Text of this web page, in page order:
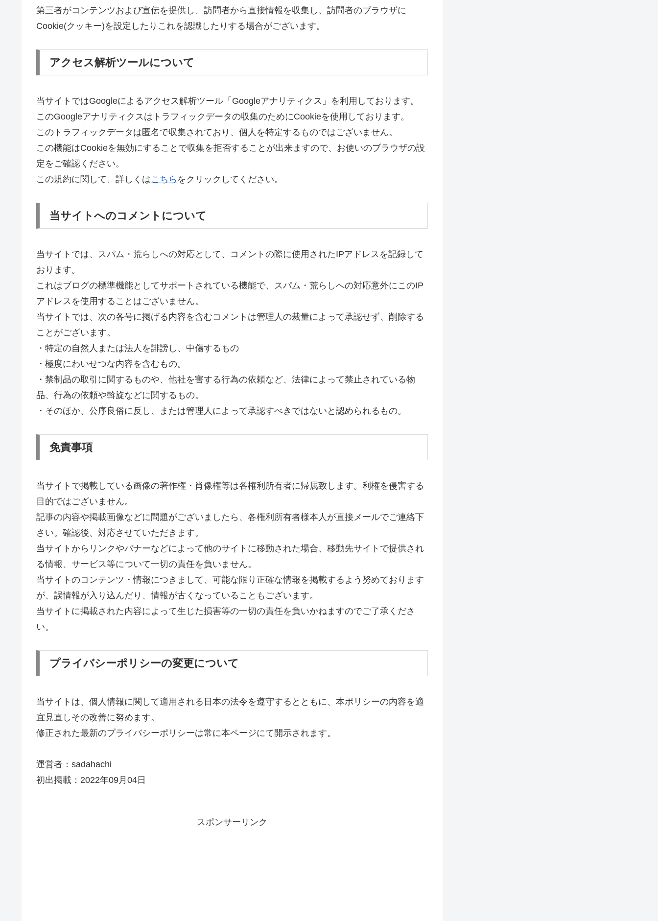
第三者がコンテンツおよび宣伝を提供し、訪問者から直接情報を収集し、訪問者のブラウザに
Cookie(クッキー)を設定したりこれを認識したりする場合がございます。
アクセス解析ツールについて
当サイトではGoogleによるアクセス解析ツール「Googleアナリティクス」を利用しております。
このGoogleアナリティクスはトラフィックデータの収集のためにCookieを使用しております。
このトラフィックデータは匿名で収集されており、個人を特定するものではございません。
この機能はCookieを無効にすることで収集を拒否することが出来ますので、お使いのブラウザの設
定をご確認ください。
この規約に関して、詳しくはこちら をクリックしてください。
当サイトへのコメントについて
当サイトでは、スパム・荒らしへの対応として、コメントの際に使用されたIPアドレスを記録して
おります。
これはブログの標準機能としてサポートされている機能で、スパム・荒らしへの対応意外にこのIP
アドレスを使用することはございません。
当サイトでは、次の各号に掲げる内容を含むコメントは管理人の裁量によって承認せず、削除する
ことがございます。
・特定の自然人または法人を誹謗し、中傷するもの
・極度にわいせつな内容を含むもの。
・禁制品の取引に関するものや、他社を害する行為の依頼など、法律によって禁止されている物
品、行為の依頼や斡旋などに関するもの。
・そのほか、公序良俗に反し、または管理人によって承認すべきではないと認められるもの。
免責事項
当サイトで掲載している画像の著作権・肖像権等は各権利所有者に帰属致します。利権を侵害する
目的ではございません。
記事の内容や掲載画像などに問題がございましたら、各権利所有者様本人が直接メールでご連絡下
さい。確認後、対応させていただきます。
当サイトからリンクやバナーなどによって他のサイトに移動された場合、移動先サイトで提供され
る情報、サービス等について一切の責任を負いません。
当サイトのコンテンツ・情報につきまして、可能な限り正確な情報を掲載するよう努めております
が、誤情報が入り込んだり、情報が古くなっていることもございます。
当サイトに掲載された内容によって生じた損害等の一切の責任を負いかねますのでご了承くださ
い。
プライバシーポリシーの変更について
当サイトは、個人情報に関して適用される日本の法令を遵守するとともに、本ポリシーの内容を適
宜見直しその改善に努めます。
修正された最新のプライバシーポリシーは常に本ページにて開示されます。
運営者：sadahachi
初出掲載：2022年09月04日
スポンサーリンク